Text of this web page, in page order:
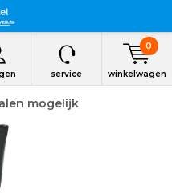
service winkelwagen
0
mogelijk